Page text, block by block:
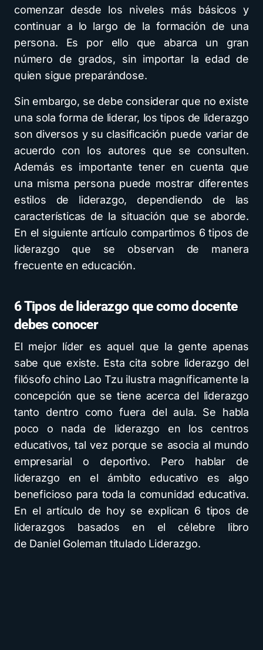
comenzar desde los niveles más básicos y
continuar a lo largo de la formación de una
persona. Es por ello que abarca un gran
número de grados, sin importar la edad de
quien sigue preparándose.
Sin embargo, se debe considerar que no existe
una sola forma de liderar, los tipos de liderazgo
son diversos y su clasificación puede variar de
acuerdo con los autores que se consulten.
Además es importante tener en cuenta que
una misma persona puede mostrar diferentes
estilos de liderazgo, dependiendo de las
características de la situación que se aborde.
En el siguiente artículo compartimos 6 tipos de
liderazgo que se observan de manera
frecuente en educación.
6 Tipos de liderazgo que como docente
debes conocer
El mejor líder es aquel que la gente apenas
sabe que existe. Esta cita sobre liderazgo del
filósofo chino Lao Tzu ilustra magníficamente la
concepción que se tiene acerca del liderazgo
tanto dentro como fuera del aula. Se habla
poco o nada de liderazgo en los centros
educativos, tal vez porque se asocia al mundo
empresarial o deportivo. Pero hablar de
liderazgo en el ámbito educativo es algo
beneficioso para toda la comunidad educativa.
En el artículo de hoy se explican 6 tipos de
liderazgos basados en el célebre libro
de Daniel Goleman titulado Liderazgo.